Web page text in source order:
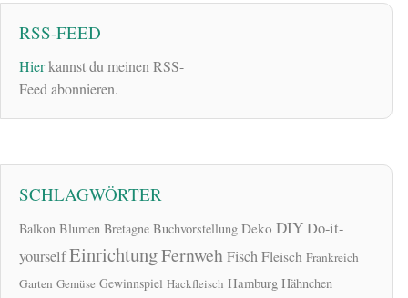
RSS-FEED
Hierkannst du meinen RSS-
Feed abonnieren.
SCHLAGWÖRTER
Balkon Blumen Bretagne Buchvorstellung Deko DIYDo-it-
yourselfEinrichtungFernwehFischFleisch Frankreich
Garten Gemüse Gewinnspiel Hackfleisch Hamburg Hähnchen